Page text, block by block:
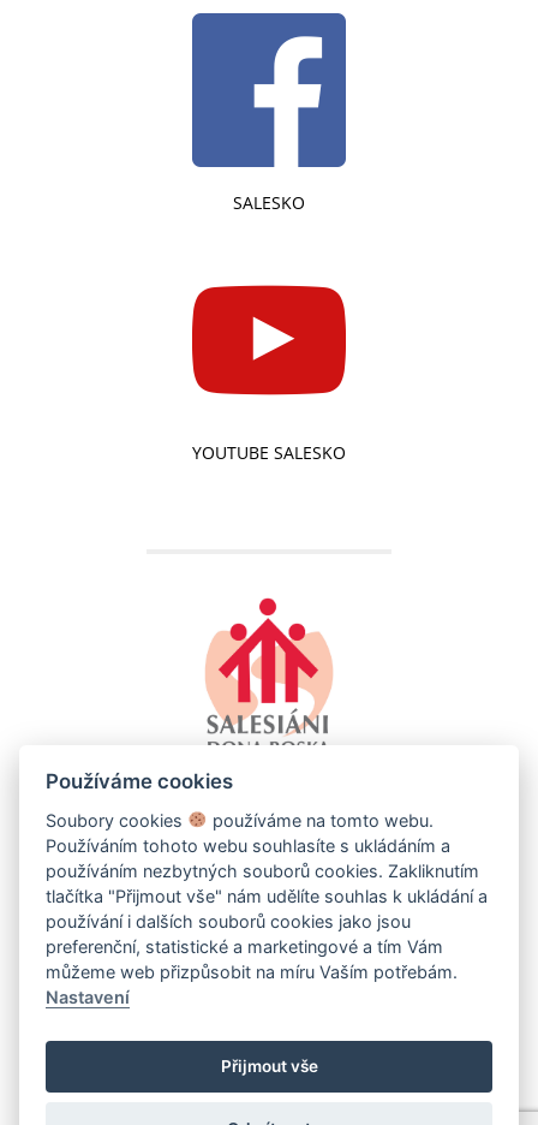
SALESKO
YOUTUBE SALESKO
SALESKO - SALESIÁNSKÉ STŘEDISKO MLÁDEŽE DDM
BRNO-LÍŠEŇ
Kotlanova 2660/13, 628 00 Brno-Líšeň
Nastavení Cookie
Používáme cookies
Soubory cookies
používáme na tomto webu.
Používáním tohoto webu souhlasíte s ukládáním a
používáním nezbytných souborů cookies. Zakliknutím
tlačítka "Přijmout vše" nám udělíte souhlas k ukládání a
používání i dalších souborů cookies jako jsou
preferenční, statistické a marketingové a tím Vám
můžeme web přizpůsobit na míru Vaším potřebám.
Nastavení
Přijmout vše